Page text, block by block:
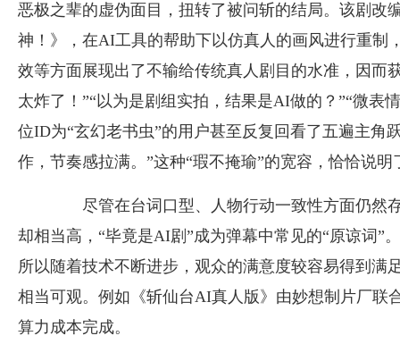
恶极之辈的虚伪面目，扭转了被问斩的结局。该剧改
神！》，在AI工具的帮助下以仿真人的画风进行重制
效等方面展现出了不输给传统真人剧目的水准，因而
太炸了！”“以为是剧组实拍，结果是AI做的？”“微表
位ID为“玄幻老书虫”的用户甚至反复回看了五遍主
作，节奏感拉满。”这种“瑕不掩瑜”的宽容，恰恰说
尽管在台词口型、人物行动一致性方面仍然
却相当高，“毕竟是AI剧”成为弹幕中常见的“原谅词”
所以随着技术不断进步，观众的满意度较容易得到
相当可观。例如《斩仙台AI真人版》由妙想制片厂联
算力成本完成。